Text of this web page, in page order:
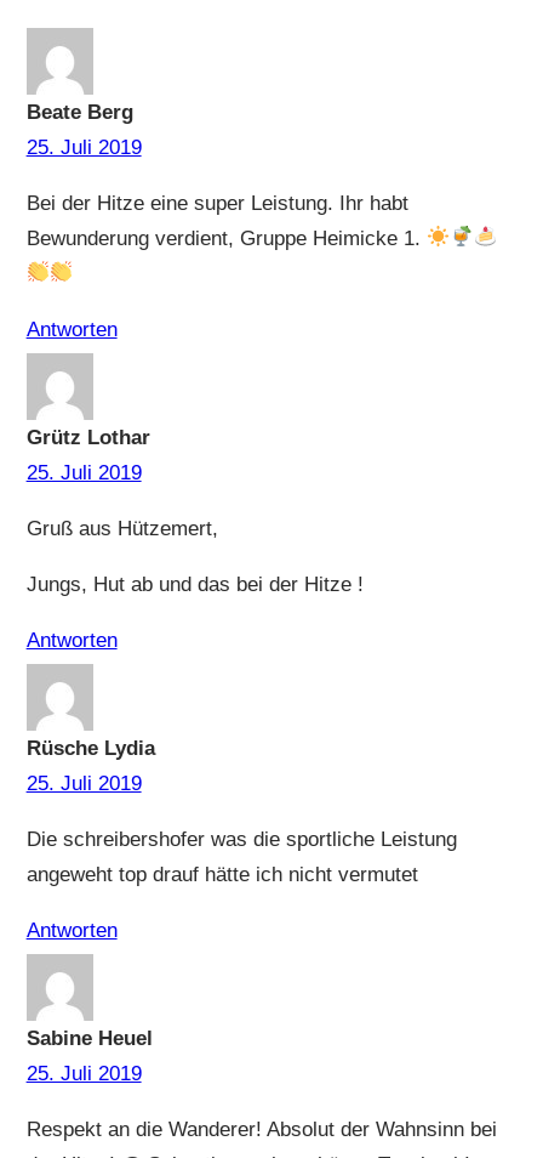
Beate Berg
25. Juli 2019
Bei der Hitze eine super Leistung. Ihr habt
Bewunderung verdient, Gruppe Heimicke 1.
Antworten
Grütz Lothar
25. Juli 2019
Gruß aus Hützemert,
Jungs, Hut ab und das bei der Hitze !
Antworten
Rüsche Lydia
25. Juli 2019
Die schreibershofer was die sportliche Leistung
angeweht top drauf hätte ich nicht vermutet
Antworten
Sabine Heuel
25. Juli 2019
Respekt an die Wanderer! Absolut der Wahnsinn bei